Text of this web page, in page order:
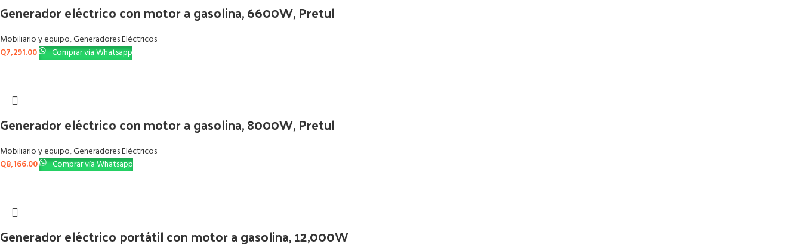
Generador eléctrico con motor a gasolina, 6600W, Pretul
Mobiliario y equipo,Generadores Eléctricos
Q7,291.00 Comprar vía Whatsapp
Generador eléctrico con motor a gasolina, 8000W, Pretul
Mobiliario y equipo,Generadores Eléctricos
Q8,166.00 Comprar vía Whatsapp
Generador eléctrico portátil con motor a gasolina, 12,000W